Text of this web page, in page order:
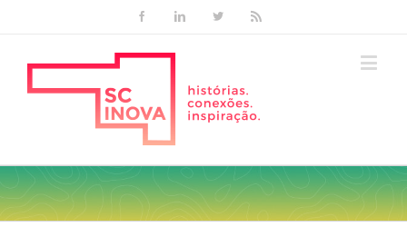
FacebookLinkedinTwitter